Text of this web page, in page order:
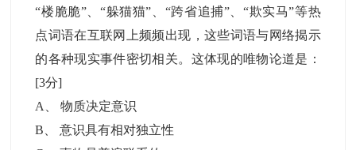
“楼脆脆”、“躲猫猫”、“跨省追捕”、“欺实马”等热
点词语在互联网上频频出现，这些词语与网络揭示
的各种现实事件密切相关。这体现的唯物论道是：
[3分]
A
、物质决定意识
B 、意识具有相对独立性